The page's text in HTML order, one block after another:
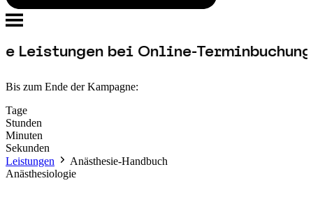
bei Online-Terminbuchung.
Bis zum Ende der Kampagne:
Tage
Stunden
Minuten
Sekunden
Leistungen
Anästhesie-Handbuch
Anästhesiologie